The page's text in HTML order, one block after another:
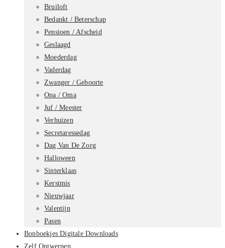
Bruiloft
Bedankt / Beterschap
Pensioen / Afscheid
Geslaagd
Moederdag
Vaderdag
Zwanger / Geboorte
Opa / Oma
Juf / Meester
Verhuizen
Secretaressedag
Dag Van De Zorg
Halloween
Sinterklaas
Kerstmis
Nieuwjaar
Valentijn
Pasen
Bonboekjes Digitale Downloads
Zelf Ontwerpen